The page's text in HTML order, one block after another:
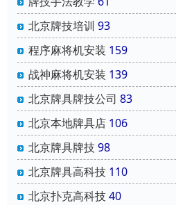
北京牌技培训 93
程序麻将机安装 159
战神麻将机安装 139
北京牌具牌技公司 83
北京本地牌具店 106
北京牌具牌技98
北京牌具高科技 110
北京扑克高科技40